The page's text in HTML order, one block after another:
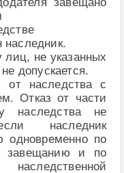
наследник.
лиц, не указанных
допускается.
от наследства с
Отказ от части
наследства не
наследник
одновременно по
завещанию и по